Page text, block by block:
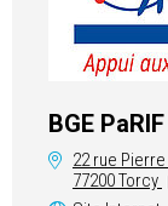
BGE PaRIF
22 rue
77200 Torcy